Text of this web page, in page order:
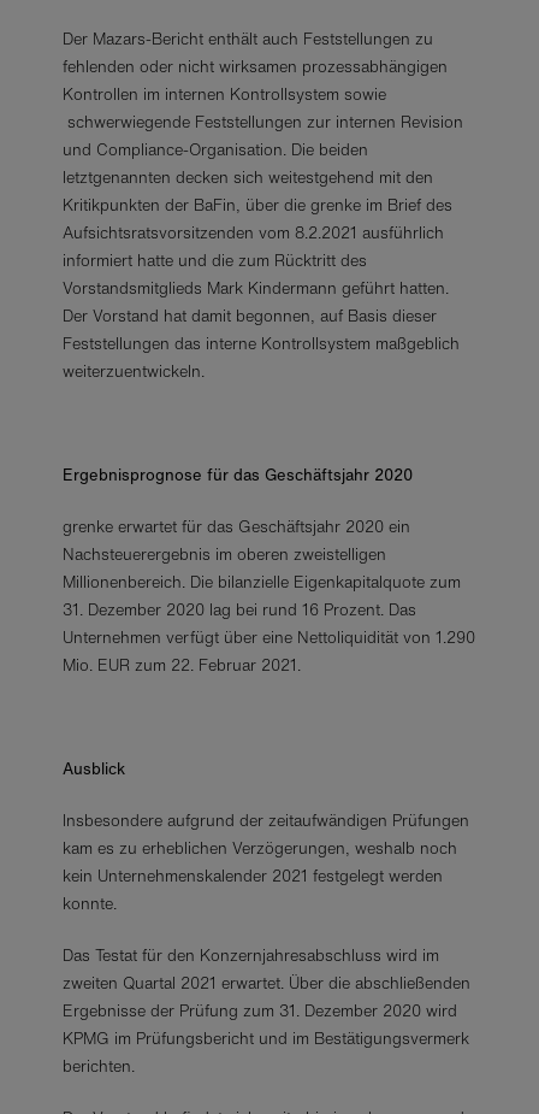
Der Mazars-Bericht enthält auch Feststellungen zu
fehlenden oder nicht wirksamen prozessabhängigen
Kontrollen im internen Kontrollsystem sowie
schwerwiegende Feststellungen zur internen Revision
und Compliance-Organisation. Die beiden
letztgenannten decken sich weitestgehend mit den
Kritikpunkten der BaFin, über die grenke im Brief des
Aufsichtsratsvorsitzenden vom 8.2.2021 ausführlich
informiert hatte und die zum Rücktritt des
Vorstandsmitglieds Mark Kindermann geführt hatten.
Der Vorstand hat damit begonnen, auf Basis dieser
Feststellungen das interne Kontrollsystem maßgeblich
weiterzuentwickeln.
Ergebnisprognose für das Geschäftsjahr 2020
grenke erwartet für das Geschäftsjahr 2020 ein
Nachsteuerergebnis im oberen zweistelligen
Millionenbereich. Die bilanzielle Eigenkapitalquote zum
31. Dezember 2020 lag bei rund 16 Prozent. Das
Unternehmen verfügt über eine Nettoliquidität von 1.290
Mio. EUR zum 22. Februar 2021.
Ausblick
Insbesondere aufgrund der zeitaufwändigen Prüfungen
kam es zu erheblichen Verzögerungen, weshalb noch
kein Unternehmenskalender 2021 festgelegt werden
konnte.
Das Testat für den Konzernjahresabschluss wird im
zweiten Quartal 2021 erwartet. Über die abschließenden
Ergebnisse der Prüfung zum 31. Dezember 2020 wird
KPMG im Prüfungsbericht und im Bestätigungsvermerk
berichten.